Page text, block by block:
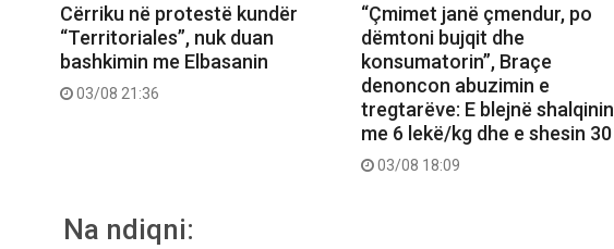
Cërriku në protestë kundër
“Territoriales”, nuk duan
bashkimin me Elbasanin
03/08 21:36
“Çmimet janë çmendur, po
dëmtoni bujqit dhe
konsumatorin”, Braçe
denoncon abuzimin e
tregtarëve: E blejnë shalqinin
me 6 lekë/kg dhe e shesin 30
03/08 18:09
Na ndiqni: